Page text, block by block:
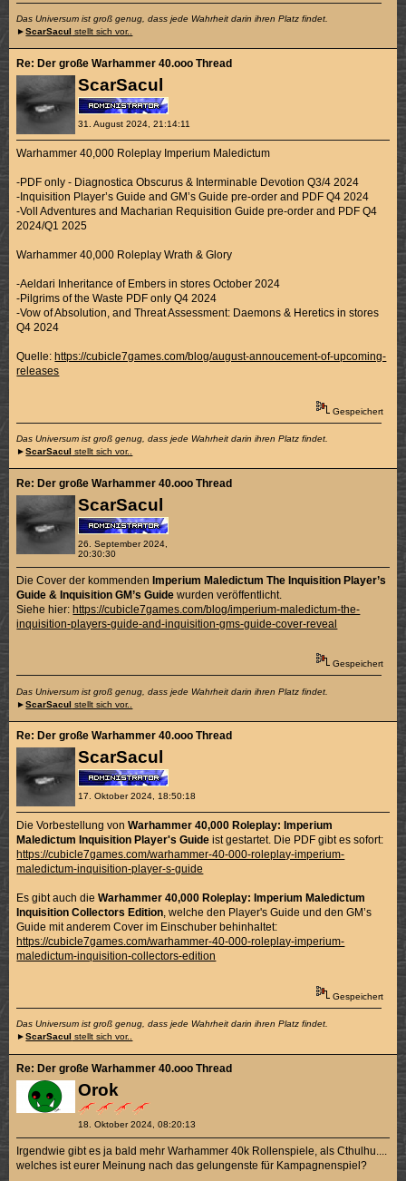
Das Universum ist groß genug, dass jede Wahrheit darin ihren Platz findet.
►ScarSacul stellt sich vor..
ScarSacul
31. August 2024, 21:14:11
Re: Der große Warhammer 40.ooo Thread
Warhammer 40,000 Roleplay Imperium Maledictum
-PDF only - Diagnostica Obscurus & Interminable Devotion Q3/4 2024
-Inquisition Player’s Guide and GM’s Guide pre-order and PDF Q4 2024
-Voll Adventures and Macharian Requisition Guide pre-order and PDF Q4
2024/Q1 2025
Warhammer 40,000 Roleplay Wrath & Glory
-Aeldari Inheritance of Embers in stores October 2024
-Pilgrims of the Waste PDF only Q4 2024
-Vow of Absolution, and Threat Assessment: Daemons & Heretics in stores
Q4 2024
Quelle:https://cubicle7games.com/blog/august-annoucement-of-upcoming-
releases
Gespeichert
Das Universum ist groß genug, dass jede Wahrheit darin ihren Platz findet.
►ScarSacul stellt sich vor..
ScarSacul
26. September 2024,
20:30:30
Re: Der große Warhammer 40.ooo Thread
Die Cover der kommenden Imperium Maledictum The Inquisition Player’s
Guide & Inquisition GM’s Guide wurden veröffentlicht.
Siehe hier:https://cubicle7games.com/blog/imperium-maledictum-the-
inquisition-players-guide-and-inquisition-gms-guide-cover-reveal
Gespeichert
Das Universum ist groß genug, dass jede Wahrheit darin ihren Platz findet.
►ScarSacul stellt sich vor..
ScarSacul
17. Oktober 2024, 18:50:18
Re: Der große Warhammer 40.ooo Thread
Die Vorbestellung vonWarhammer 40,000 Roleplay: Imperium
Maledictum Inquisition Player's Guide ist gestartet. Die PDF gibt es sofort:
https://cubicle7games.com/warhammer-40-000-roleplay-imperium-
maledictum-inquisition-player-s-guide
Es gibt auch dieWarhammer 40,000 Roleplay: Imperium Maledictum
Inquisition Collectors Edition, welche den Player's Guide und den GM’s
Guide mit anderem Cover im Einschuber behinhaltet:
https://cubicle7games.com/warhammer-40-000-roleplay-imperium-
maledictum-inquisition-collectors-edition
Gespeichert
Das Universum ist groß genug, dass jede Wahrheit darin ihren Platz findet.
►ScarSacul stellt sich vor..
Orok
18. Oktober 2024, 08:20:13
Re: Der große Warhammer 40.ooo Thread
Irgendwie gibt es ja bald mehr Warhammer 40k Rollenspiele, als Cthulhu....
welches ist eurer Meinung nach das gelungenste für Kampagnenspiel?